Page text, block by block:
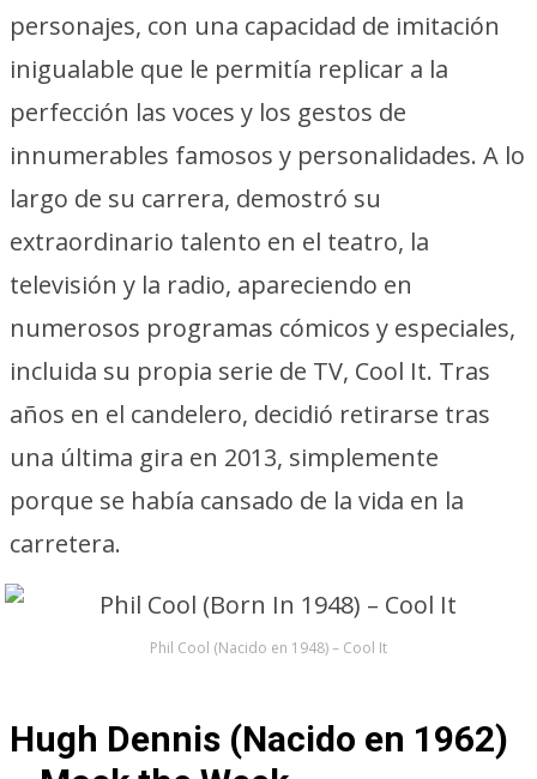
personajes, con una capacidad de imitación
inigualable que le permitía replicar a la
perfección las voces y los gestos de
innumerables famosos y personalidades. A lo
largo de su carrera, demostró su
extraordinario talento en el teatro, la
televisión y la radio, apareciendo en
numerosos programas cómicos y especiales,
incluida su propia serie de TV, Cool It. Tras
años en el candelero, decidió retirarse tras
una última gira en 2013, simplemente
porque se había cansado de la vida en la
carretera.
Phil Cool (Nacido en 1948) – Cool It
Hugh Dennis (Nacido en 1962)